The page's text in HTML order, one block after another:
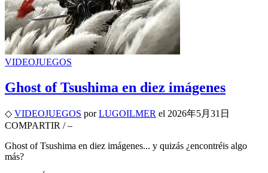
VIDEOJUEGOS
Ghost of Tsushima en diez imágenes
◇ VIDEOJUEGOS por LUGOILMER el 2026年5月31日
COMPARTIR / –
Ghost of Tsushima en diez imágenes... y quizás ¿encontréis algo
más?